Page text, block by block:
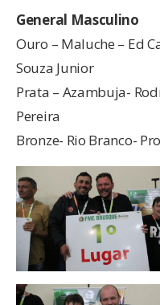
General Masculino
Ouro – Maluche – Ed
Souza Junior
Prata – Azambuja-
Pereira
Bronze- Rio Branco-